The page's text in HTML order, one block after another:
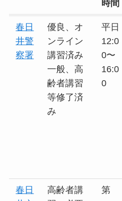
時間
春日
井警
察署
優良、オ
ンライン
講習済み
一般、高
齢者講習
等修了済
み
平日
12:0
0〜
16:0
0
春日
高齢者講
第